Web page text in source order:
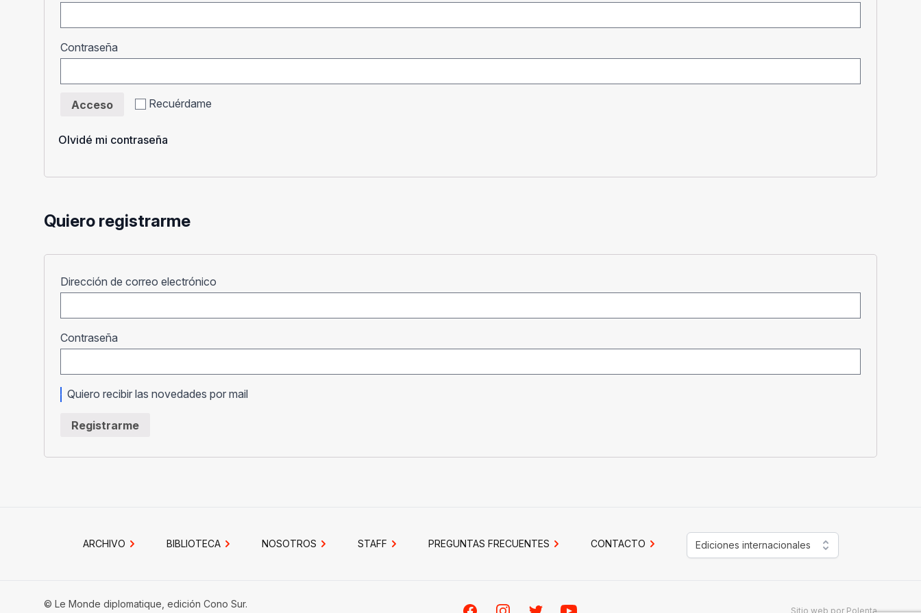
Contraseña
Recuérdame
Acceso
Olvidé mi contraseña
Quiero registrarme
Dirección de correo electrónico
Contraseña
Quiero recibir las novedades por mail
Registrarme
ARCHIVO BIBLIOTECA NOSOTROS STAFF PREGUNTAS FRECUENTES CONTACTO Ediciones internacionales
© Le Monde diplomatique, edición Cono Sur.
Sitio web por Polenta